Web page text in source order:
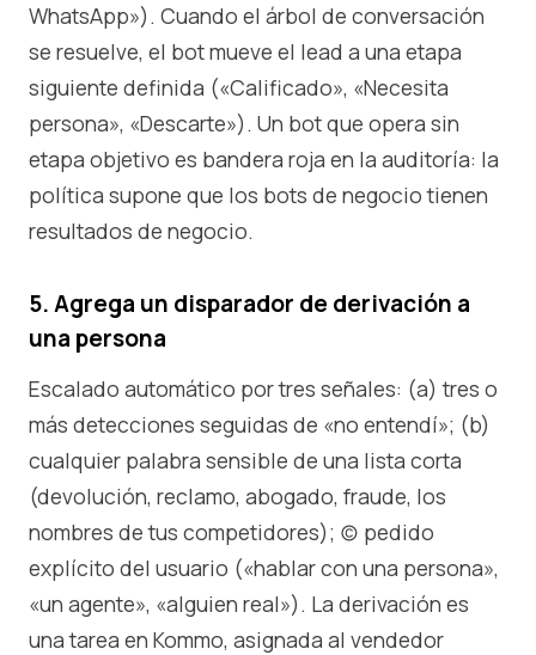
WhatsApp»). Cuando el árbol de conversación
se resuelve, el bot mueve el lead a una etapa
siguiente definida («Calificado», «Necesita
persona», «Descarte»). Un bot que opera sin
etapa objetivo es bandera roja en la auditoría: la
política supone que los bots de negocio tienen
resultados de negocio.
5. Agrega un disparador de derivación a
una persona
Escalado automático por tres señales: (a) tres o
más detecciones seguidas de «no entendí»; (b)
cualquier palabra sensible de una lista corta
(devolución, reclamo, abogado, fraude, los
nombres de tus competidores); (c) pedido
explícito del usuario («hablar con una persona»,
«un agente», «alguien real»). La derivación es
una tarea en Kommo, asignada al vendedor